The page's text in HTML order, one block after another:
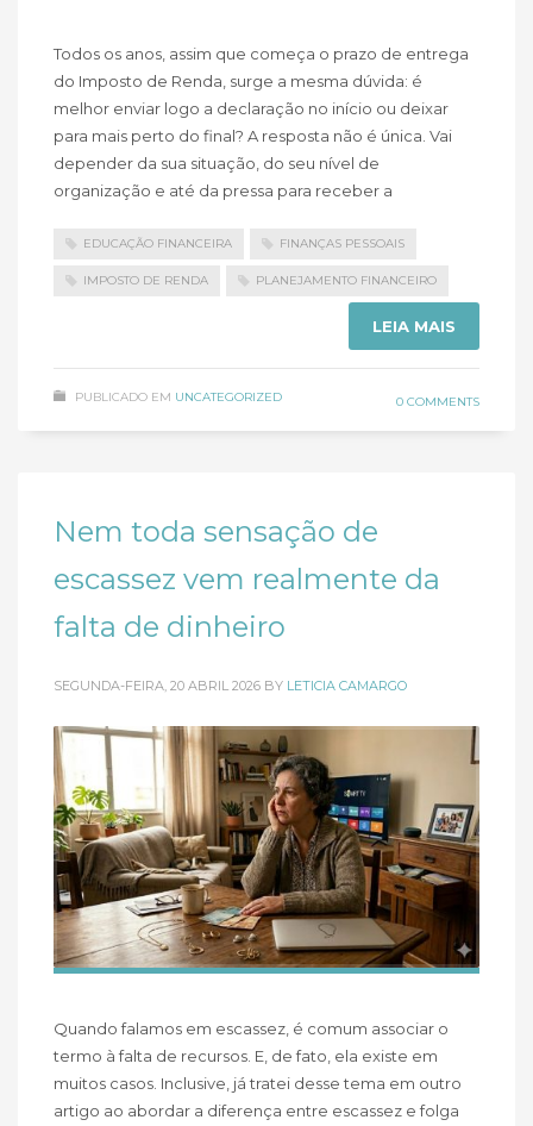
Todos os anos, assim que começa o prazo de entrega
do Imposto de Renda, surge a mesma dúvida: é
melhor enviar logo a declaração no início ou deixar
para mais perto do final? A resposta não é única. Vai
depender da sua situação, do seu nível de
organização e até da pressa para receber a
EDUCAÇÃO FINANCEIRA FINANÇAS PESSOAIS
IMPOSTO DE RENDA PLANEJAMENTO FINANCEIRO
LEIA MAIS
PUBLICADO EM UNCATEGORIZED 0 COMMENTS
Nem toda sensação de
escassez vem realmente da
falta de dinheiro
SEGUNDA-FEIRA, 20 ABRIL 2026 BY LETICIA CAMARGO
Quando falamos em escassez, é comum associar o
termo à falta de recursos. E, de fato, ela existe em
muitos casos. Inclusive, já tratei desse tema em outro
artigo ao abordar a diferença entre escassez e folga